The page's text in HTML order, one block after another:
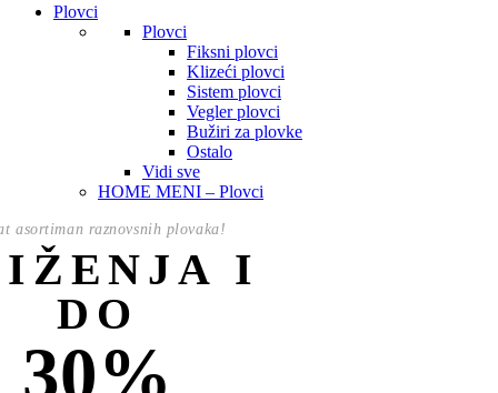
Plovci
Plovci
Fiksni plovci
Klizeći plovci
Sistem plovci
Vegler plovci
Bužiri za plovke
Ostalo
Vidi sve
HOME MENI – Plovci
asortiman raznovsnih plovaka!
I
DO
30%